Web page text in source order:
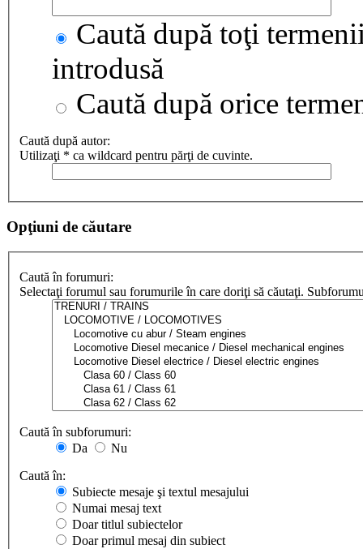
Caută după toţi
introdusă
Caută după orice
Caută după autor:
Utilizaţi * ca wildcard pentru părţi de cuvinte.
Opţiuni de căutare
Caută în forumuri:
Selectaţi forumul sau forumurile în care doriţi să căutaţi.
Caută în subforumuri:
Da
Nu
Caută în:
Subiecte mesaje şi textul mesajului
Numai mesaj text
Doar titlul subiectelor
Doar primul mesaj din subiect